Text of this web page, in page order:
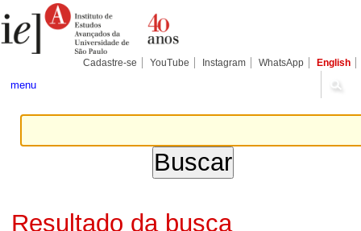
para
conteúdo.
Pessoais
Cadastre-se YouTube Instagram WhatsApp English
menu
Resultado da busca